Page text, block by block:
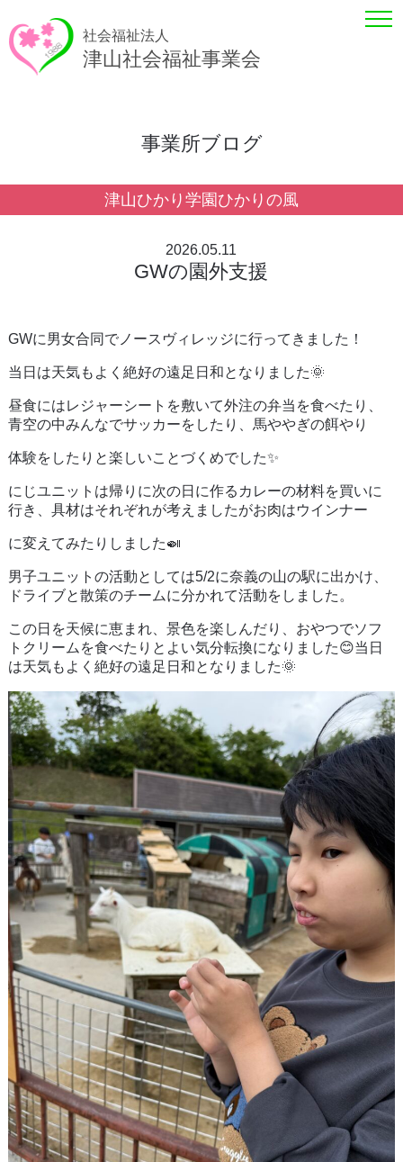
社会福祉法人
津山社会福祉事業会
事業所ブログ
津山ひかり学園ひかりの風
2026.05.11
GWの園外支援
GWに男女合同でノースヴィレッジに行ってきました！
当日は天気もよく絶好の遠足日和となりました🌞
昼食にはレジャーシートを敷いて外注の弁当を食べたり、
青空の中みんなでサッカーをしたり、馬ややぎの餌やり
体験をしたりと楽しいことづくめでした✨
にじユニットは帰りに次の日に作るカレーの材料を買いに
行き、具材はそれぞれが考えましたがお肉はウインナー
に変えてみたりしました🍛
男子ユニットの活動としては5/2に奈義の山の駅に出かけ、
ドライブと散策のチームに分かれて活動をしました。
この日を天候に恵まれ、景色を楽しんだり、おやつでソフ
トクリームを食べたりとよい気分転換になりました😊当日
は天気もよく絶好の遠足日和となりました🌞